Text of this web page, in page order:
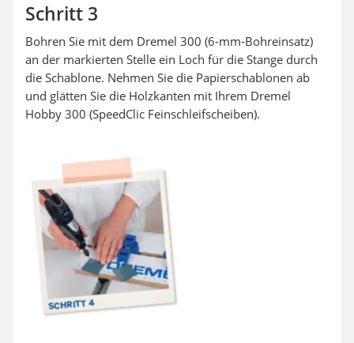
Schritt 3
Bohren Sie mit dem Dremel 300 (6-mm-Bohreinsatz)
an der markierten Stelle ein Loch für die Stange durch
die Schablone. Nehmen Sie die Papierschablonen ab
und glätten Sie die Holzkanten mit Ihrem Dremel
Hobby 300 (SpeedClic Feinschleifscheiben).